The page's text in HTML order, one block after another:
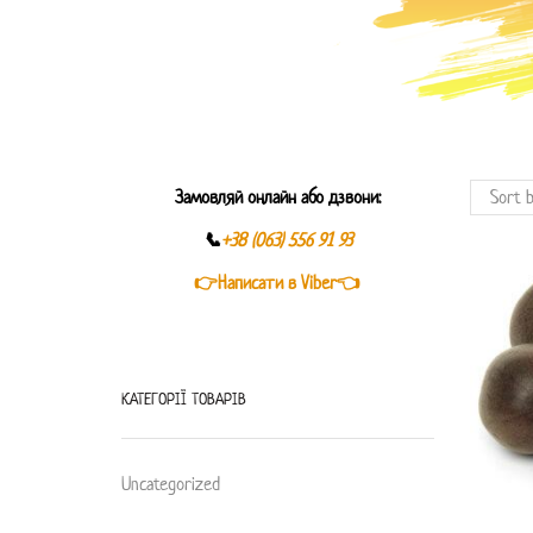
Замовляй онлайн або дзвони:
📞+38 (063) 556 91 93
👉Написати в Viber👈
КАТЕГОРІЇ ТОВАРІВ
Uncategorized